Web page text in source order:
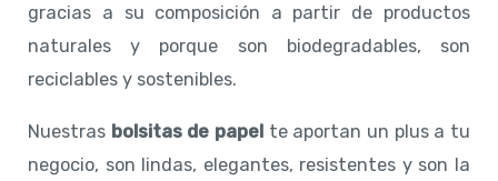
gracias a su composición a partir de productos
naturales y porque son biodegradables, son
reciclables y sostenibles.
Nuestras bolsitas de papel te aportan un plus a tu
negocio, son lindas, elegantes, resistentes y son la